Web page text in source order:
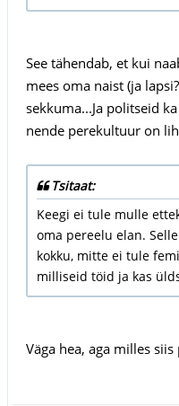
See tähendab, et kui
mees oma naist (ja
sekkuma...Ja politseid
nende perekultuur on
Tsitaat:
Keegi ei tule mulle
oma pereelu elan.
kokku, mitte ei tule
milliseid töid ja kas
Väga hea, aga milles